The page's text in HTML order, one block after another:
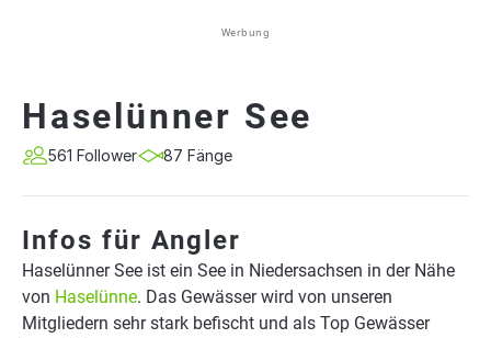
Werbung
Haselünner See
561 Follower 87 Fänge
Infos für Angler
Haselünner See ist ein See in Niedersachsen in der Nähe
von Haselünne. Das Gewässer wird von unseren
Mitgliedern sehr stark befischt und als Top Gewässer